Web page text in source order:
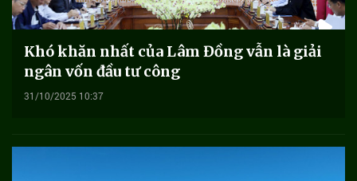
Khó khăn nhất của Lâm Đồng vẫn là giải
ngân vốn đầu tư công
31/10/2025 10:37